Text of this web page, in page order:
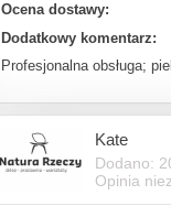
Ocena dostawy:
Dodatkowy komentarz:
Profesjonalna obsługa;
Kate
Dodano:
Opinia